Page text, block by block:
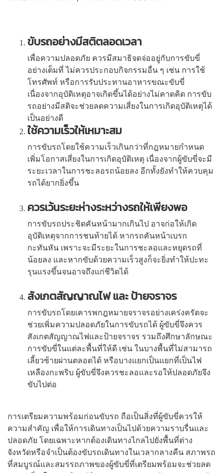
ขับรถอย่างมีสติตลอดเวลา
เพื่อความปลอดภัย ควรมีสมาธิจดจ่ออยู่กับการขับขี่
อย่างเต็มที่ ไม่ควรประกอบกิจกรรมอื่น ๆ เช่น การใช้
โทรศัพท์ หรือการรับประทานอาหารขณะขับขี่
เนื่องจากอุบัติเหตุอาจเกิดขึ้นได้อย่างไม่คาดคิด การขับ
รถอย่างมีสติจะช่วยลดความเสี่ยงในการเกิดอุบัติเหตุได้
เป็นอย่างดี
ใช้ความเร็วให้เหมาะสม
การขับรถโดยใช้ความเร็วเกินกว่าที่กฎหมายกำหนด
เพิ่มโอกาสเสี่ยงในการเกิดอุบัติเหตุ เนื่องจากผู้ขับขี่จะมี
ระยะเวลาในการชะลอรถน้อยลง อีกทั้งยังทำให้ควบคุม
รถได้ยากยิ่งขึ้น
ควรเว้นระยะห่างระหว่างรถให้เพียงพอ
การขับรถประชิดคันหน้ามากเกินไป อาจก่อให้เกิด
อุบัติเหตุจากการชนท้ายได้ หากรถคันหน้าเบรก
กะทันหัน เพราะจะมีระยะในการชะลอและหยุดรถที่
น้อยลง และหากขับด้วยความเร็วสูงก็จะยิ่งทำให้ปะทะ
รุนแรงขึ้นจนอาจถึงแก่ชีวิตได้
สังเกตสัญญาณไฟ และ ป้ายจราจร
การขับรถโดยเคารพกฎหมายจราจรอย่างเคร่งครัดจะ
ช่วยเพิ่มความปลอดภัยในการขับรถได้ ผู้ขับขี่จึงควร
สังเกตสัญญาณไฟและป้ายจราจร รวมถึงศึกษาลักษณะ
การขับขี่ในแต่ละพื้นที่ให้ดี เช่น ในบางพื้นที่ไม่สามารถ
เลี้ยวซ้ายผ่านตลอดได้ หรือบางแยกเป็นแยกที่เป็นไฟ
เหลืองกะพริบ ผู้ขับขี่จึงควรชะลอและรอให้ปลอดภัยจึง
ขับไปต่อ
การเตรียมความพร้อมก่อนขับรถ ถือเป็นสิ่งที่ผู้ขับขี่ควรให้
ความสำคัญ เพื่อให้การเดินทางเป็นไปด้วยความราบรื่นและ
ปลอดภัย โดยเฉพาะหากต้องเดินทางไกลไปยังพื้นที่ต่าง
จังหวัดหรือจำเป็นต้องขับรถเดินทางในเวลากลางคืน สภาพรถ
ที่สมบูรณ์และสมรรถภาพของผู้ขับขี่ที่เตรียมพร้อมจะช่วยลด